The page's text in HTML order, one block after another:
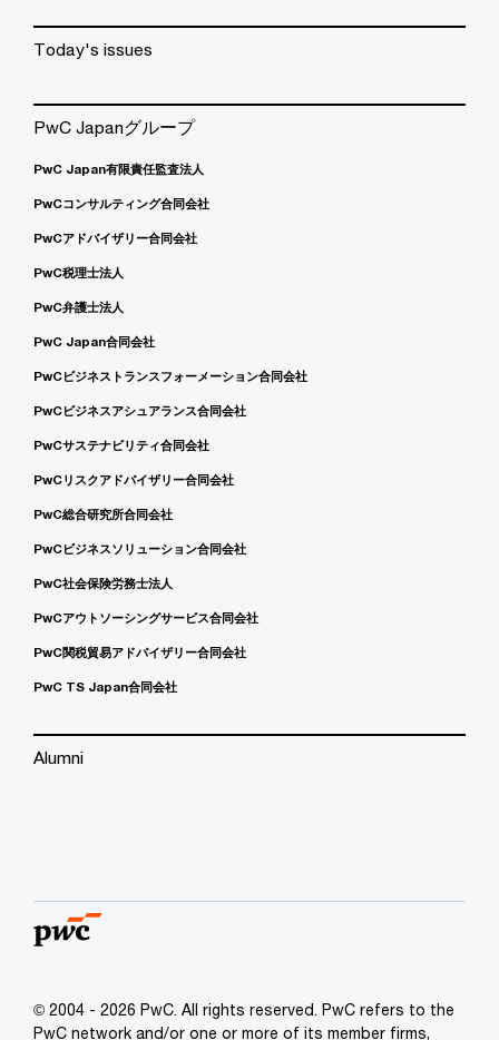
Today's issues
PwC Japanグループ
PwC Japan有限責任監査法人
PwCコンサルティング合同会社
PwCアドバイザリー合同会社
PwC税理士法人
PwC弁護士法人
PwC Japan合同会社
PwCビジネストランスフォーメーション合同会社
PwCビジネスアシュアランス合同会社
PwCサステナビリティ合同会社
PwCリスクアドバイザリー合同会社
PwC総合研究所合同会社
PwCビジネスソリューション合同会社
PwC社会保険労務士法人
PwCアウトソーシングサービス合同会社
PwC関税貿易アドバイザリー合同会社
PwC TS Japan合同会社
Alumni
© 2004 - 2026 PwC. All rights reserved. PwC refers to the
PwC network and/or one or more of its member firms,